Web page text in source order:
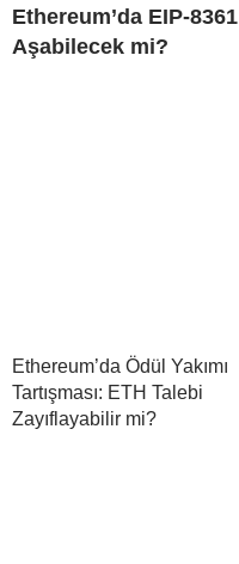
Ethereum’da EIP-
Aşabilecek mi?
Ethereum’da Ödül Yakımı
Tartışması: ETH Talebi
Zayıflayabilir mi?